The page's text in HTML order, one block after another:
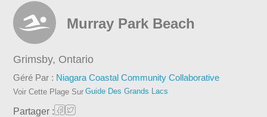
Murray Park Beach
Grimsby, Ontario
Géré Par : Niagara Coastal Community Collaborative
Voir Cette Plage Sur Guide Des Grands Lacs
Partager :